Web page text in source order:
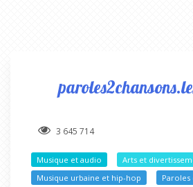
3 645 714
Musique et audio
Arts et
Musique urbaine et hip-hop